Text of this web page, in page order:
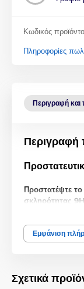
Κωδικός
Πληροφορίες
Περιγραφή και
Περιγραφή
Προστατέψτε
σκληρότητας
ποιότητας. Όχι
ευαισθησία
Εμφάνιση
Σχετικά